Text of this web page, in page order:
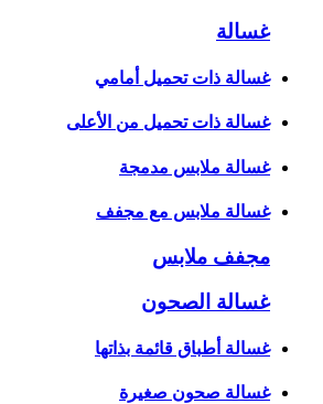
غسالة
غسالة ذات تحميل أمامي
غسالة ذات تحميل من الأعلى
غسالة ملابس مدمجة
غسالة ملابس مع مجفف
مجفف ملابس
غسالة الصحون
غسالة أطباق قائمة بذاتها
غسالة صحون صغيرة